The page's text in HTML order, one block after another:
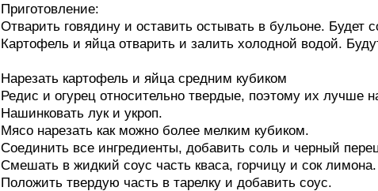
Приготовление:
Отварить говядину и оставить остывать в бульоне. Будет
Картофель и яйца отварить и залить холодной водой.
Нарезать картофель и яйца средним кубиком
Редис и огурец относительно твердые, поэтому их лучше
Нашинковать лук и укроп.
Мясо нарезать как можно более мелким кубиком.
Соединить все ингредиенты, добавить соль и черный
Смешать в жидкий соус часть кваса, горчицу и сок лимона.
Положить твердую часть в тарелку и добавить соус.